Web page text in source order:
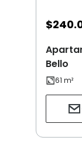
$
Bello